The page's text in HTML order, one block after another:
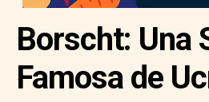
Borscht: Una
Famosa de